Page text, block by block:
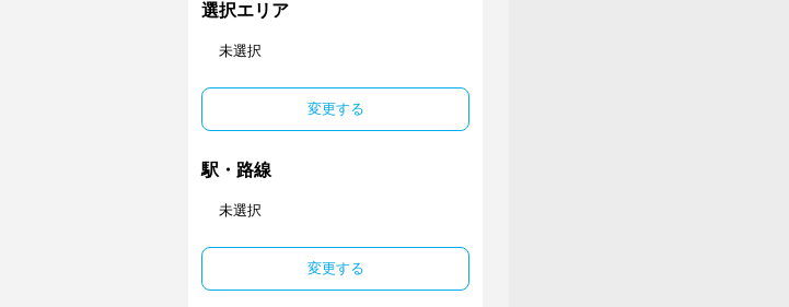
選択エリア
未選択
変更する
駅・路線
未選択
変更する